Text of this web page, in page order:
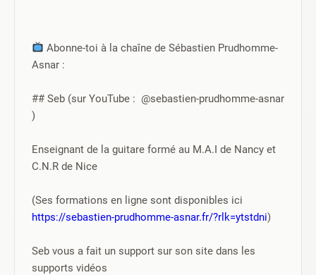
Abonne-toi à la chaîne de Sébastien Prudhomme-
Asnar :
## Seb (sur YouTube :  @sebastien-prudhomme-asnar
)
Enseignant de la guitare formé au M.A.I de Nancy et
C.N.R de Nice
https://sebastien-prudhomme-asnar.fr/?rlk=ytstdni)
Seb vous a fait un support sur son site dans les
supports vidéos